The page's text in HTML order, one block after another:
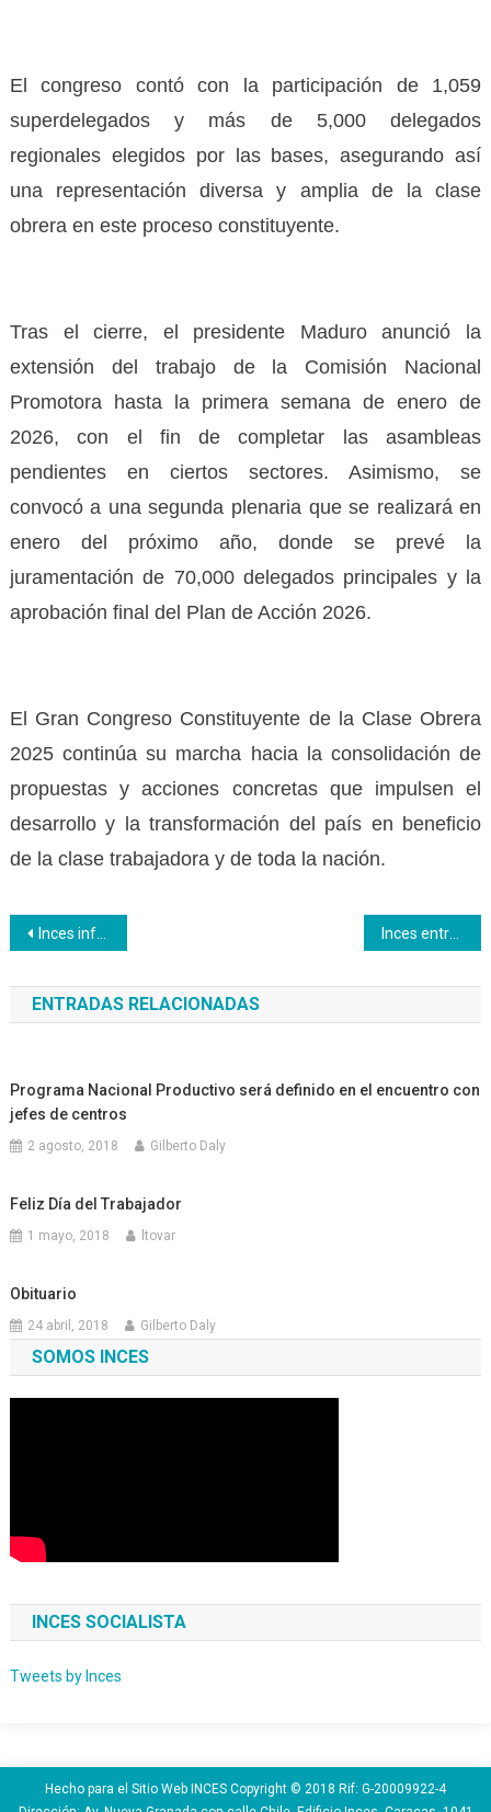
El congreso contó con la participación de 1,059
superdelegados y más de 5,000 delegados
regionales elegidos por las bases, asegurando así
una representación diversa y amplia de la clase
obrera en este proceso constituyente.
Tras el cierre, el presidente Maduro anunció la
extensión del trabajo de la Comisión Nacional
Promotora hasta la primera semana de enero de
2026, con el fin de completar las asambleas
pendientes en ciertos sectores. Asimismo, se
convocó a una segunda plenaria que se realizará en
enero del próximo año, donde se prevé la
juramentación de 70,000 delegados principales y la
aprobación final del Plan de Acción 2026.
El Gran Congreso Constituyente de la Clase Obrera
2025 continúa su marcha hacia la consolidación de
propuestas y acciones concretas que impulsen el
desarrollo y la transformación del país en beneficio
de la clase trabajadora y de toda la nación.
Navegación
de
entradas
Inces informa vacaciones colectivas del 12/12/2025 al 14/01/2026 Inces entregó más de 83.000 certificados en 9na Graduación Conjunta de la Clase Obrera
ENTRADAS RELACIONADAS
Programa Nacional Productivo será definido en el encuentro con
jefes de centros
2 agosto, 2018 Gilberto Daly
Feliz Día del Trabajador
1 mayo, 2018 ltovar
Obituario
24 abril, 2018 Gilberto Daly
SOMOS INCES
INCES SOCIALISTA
Tweets by Inces
Hecho para el Sitio Web INCES Copyright © 2018 Rif: G-20009922-4